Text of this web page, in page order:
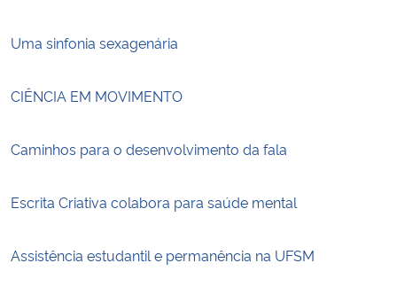
Uma sinfonia sexagenária
CIÊNCIA EM MOVIMENTO
Caminhos para o desenvolvimento da fala
Escrita Criativa colabora para saúde mental
Assistência estudantil e permanência na UFSM